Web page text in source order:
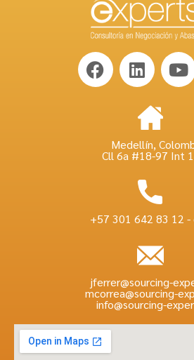
Medellín,
Cll 6a #18-97 Int
+57 301 642 83 12 -
jferrer@sourcing-
mcorrea@sourcing-
info@sourcing-